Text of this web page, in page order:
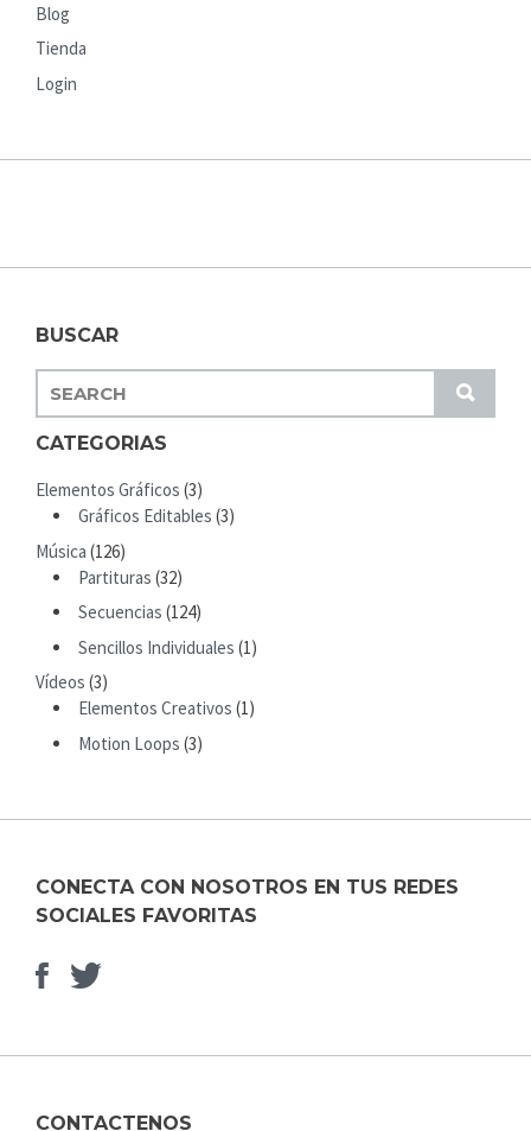
Blog
Tienda
Login
BUSCAR
S
U
E
A
C
F
CATEGORIAS
Elementos Gráficos (3)
Gráficos Editables (3)
Música (126)
Partituras (32)
Secuencias (124)
Sencillos Individuales (1)
Vídeos (3)
Elementos Creativos (1)
Motion Loops (3)
CONECTA CON NOSOTROS EN TUS REDES
SOCIALES FAVORITAS
Facebook
Elemento
CONTACTENOS